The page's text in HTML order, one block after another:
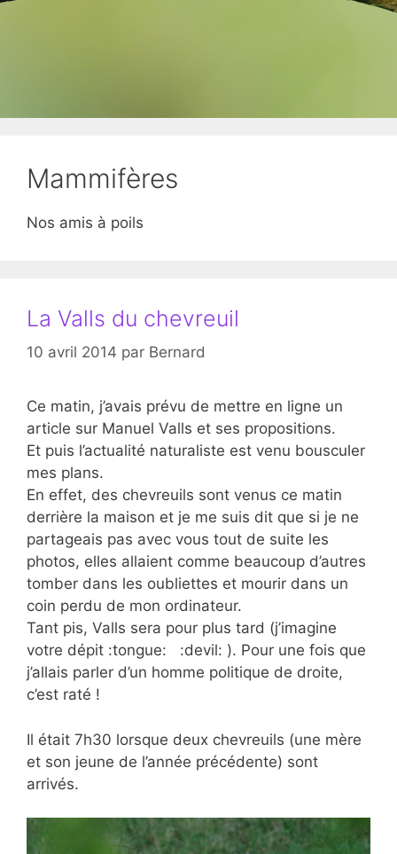
Mammifères
Nos amis à poils
La Valls du chevreuil
10 avril 2014 par Bernard
Ce matin, j’avais prévu de mettre en ligne un
article sur Manuel Valls et ses propositions.
Et puis l’actualité naturaliste est venu bousculer
mes plans.
En effet, des chevreuils sont venus ce matin
derrière la maison et je me suis dit que si je ne
partageais pas avec vous tout de suite les
photos, elles allaient comme beaucoup d’autres
tomber dans les oubliettes et mourir dans un
coin perdu de mon ordinateur.
Tant pis, Valls sera pour plus tard (j’imagine
votre dépit :tongue: :devil: ). Pour une fois que
j’allais parler d’un homme politique de droite,
c’est raté !
Il était 7h30 lorsque deux chevreuils (une mère
et son jeune de l’année précédente) sont
arrivés.